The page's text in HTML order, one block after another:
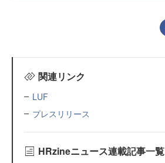
関連リンク
LUF
プレスリリース
HRzineニュース連載記事一覧